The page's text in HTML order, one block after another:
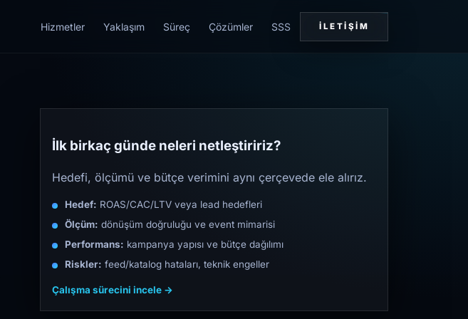
Hizmetler Yaklaşım Süreç Çözümler SSS İLETIŞIM
İlk birkaç günde neleri netleştiririz?
Hedefi, ölçümü ve bütçe verimini aynı çerçevede ele alırız.
Hedef: ROAS/CAC/LTV veya lead hedefleri
Ölçüm: dönüşüm doğruluğu ve event mimarisi
Performans: kampanya yapısı ve bütçe dağılımı
Riskler: feed/katalog hataları, teknik engeller
Çalışma sürecini incele →